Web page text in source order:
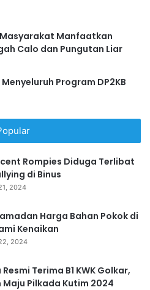
Manfaatkan
Calo dan Pungutan Liar
Program DP2KB
Rompies Diduga Terlibat
di Binus
2024
Harga Bahan Pokok di
Kenaikan
2024
Resmi Terima B1 KWK Golkar,
Maju Pilkada Kutim 2024